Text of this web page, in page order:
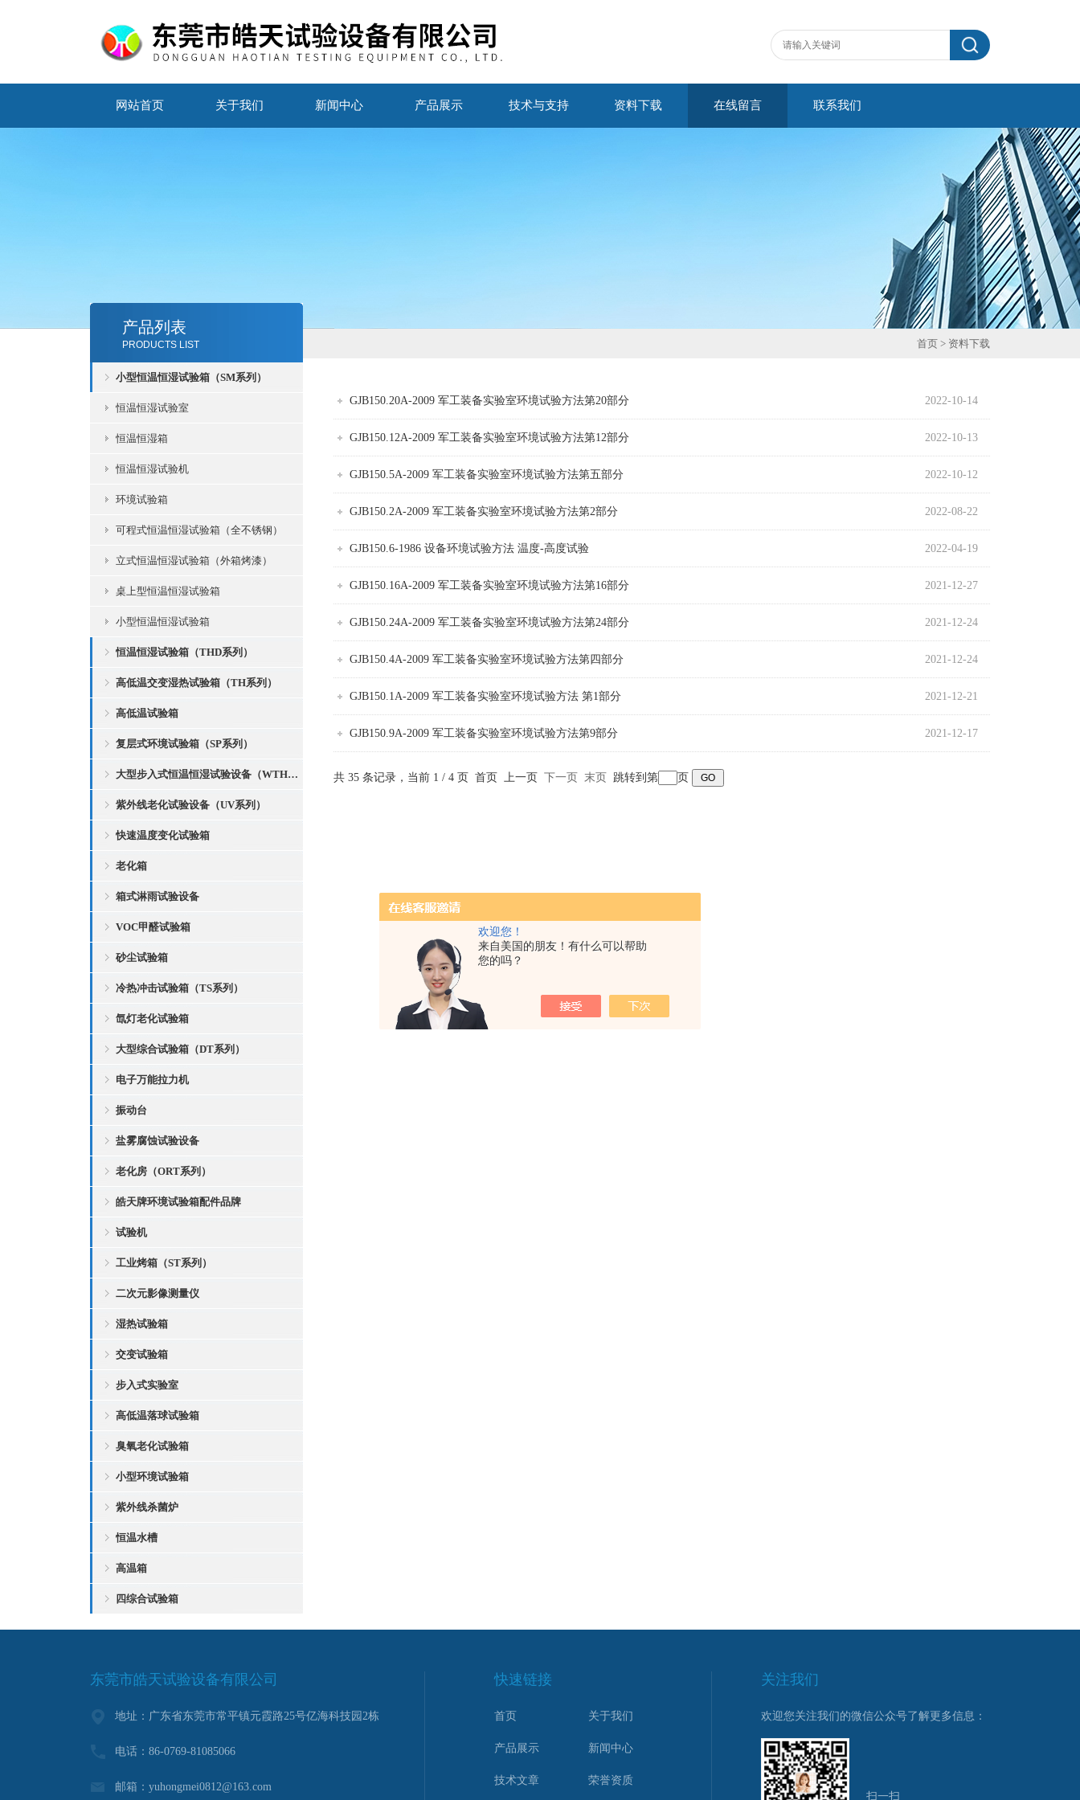
欢迎您！
来自美国的朋友！有什么可以帮助
您的吗？
网站首页 关于我们 新闻中心 产品展示 技术与支持 资料下载 在线留言 联系我们
产品列表
PRODUCTS LIST
小型恒温恒湿试验箱（SM系列）
恒温恒湿试验室
恒温恒湿箱
恒温恒湿试验机
环境试验箱
可程式恒温恒湿试验箱（全不锈钢）
立式恒温恒湿试验箱（外箱烤漆）
桌上型恒温恒湿试验箱
小型恒温恒湿试验箱
恒温恒湿试验箱（THD系列）
高低温交变湿热试验箱（TH系列）
高低温试验箱
复层式环境试验箱（SP系列）
大型步入式恒温恒湿试验设备（WTH系列）
紫外线老化试验设备（UV系列）
快速温度变化试验箱
老化箱
箱式淋雨试验设备
VOC甲醛试验箱
砂尘试验箱
冷热冲击试验箱（TS系列）
氙灯老化试验箱
大型综合试验箱（DT系列）
电子万能拉力机
振动台
盐雾腐蚀试验设备
老化房（ORT系列）
皓天牌环境试验箱配件品牌
试验机
工业烤箱（ST系列）
二次元影像测量仪
湿热试验箱
交变试验箱
步入式实验室
高低温落球试验箱
臭氧老化试验箱
小型环境试验箱
紫外线杀菌炉
恒温水槽
高温箱
四综合试验箱
首页 > 资料下载
GJB150.20A-2009 军工装备实验室环境试验方法第20部分 2022-10-14
GJB150.12A-2009 军工装备实验室环境试验方法第12部分 2022-10-13
GJB150.5A-2009 军工装备实验室环境试验方法第五部分 2022-10-12
GJB150.2A-2009 军工装备实验室环境试验方法第2部分 2022-08-22
GJB150.6-1986 设备环境试验方法 温度-高度试验 2022-04-19
GJB150.16A-2009 军工装备实验室环境试验方法第16部分 2021-12-27
GJB150.24A-2009 军工装备实验室环境试验方法第24部分 2021-12-24
GJB150.4A-2009 军工装备实验室环境试验方法第四部分 2021-12-24
GJB150.1A-2009 军工装备实验室环境试验方法 第1部分 2021-12-21
GJB150.9A-2009 军工装备实验室环境试验方法第9部分 2021-12-17
共 35 条记录，当前 1 / 4 页 首页 上一页 下一页 末页 跳转到第 页
东莞市皓天试验设备有限公司
地址：广东省东莞市常平镇元霞路25号亿海科技园2栋
电话：86-0769-81085066
邮箱：yuhongmei0812@163.com
快速链接
首页 关于我们
产品展示 新闻中心
技术文章 荣誉资质
关注我们
欢迎您关注我们的微信公众号了解更多信息：
扫一扫